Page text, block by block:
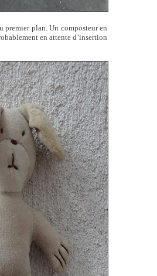
premier plan. Un composteur en
en attente d’insertion